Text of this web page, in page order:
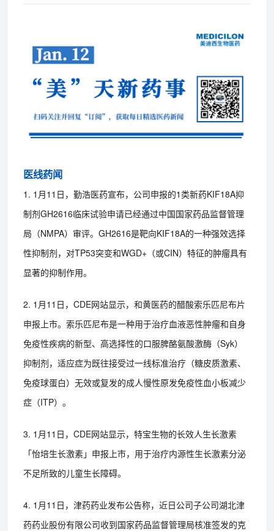
医线药闻
1. 1月11日，勤浩医药宣布，公司申报的1类新药KIF18A抑
制剂GH2616临床试验申请已经通过中国国家药品监督管理
局（NMPA）审评。GH2616是靶向KIF18A的一种强效选择
性抑制剂，对TP53突变和WGD+（或CIN）特征的肿瘤具有
显著的抑制作用。
2. 1月11日，CDE网站显示，和黄医药的醋酸索乐匹尼布片
申报上市。索乐匹尼布是一种用于治疗血液恶性肿瘤和自身
免疫性疾病的新型、高选择性的口服脾酪氨酸激酶（Syk）
抑制剂，适应症为既往接受过一线标准治疗（糖皮质激素、
免疫球蛋白）无效或复发的成人慢性原发免疫性血小板减少
症（ITP）。
3. 1月11日，CDE网站显示，特宝生物的长效人生长激素
「怡培生长激素」申报上市，用于治疗内源性生长激素分泌
不足所致的儿童生长障碍。
4. 1月11日，津药药业发布公告称，近日公司子公司湖北津
药药业股份有限公司收到国家药品监督管理局核准签发的克